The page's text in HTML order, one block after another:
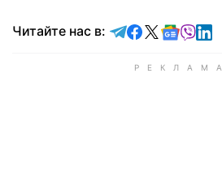
Читайте нас в: Читайте в
Читайте в
Читайте в